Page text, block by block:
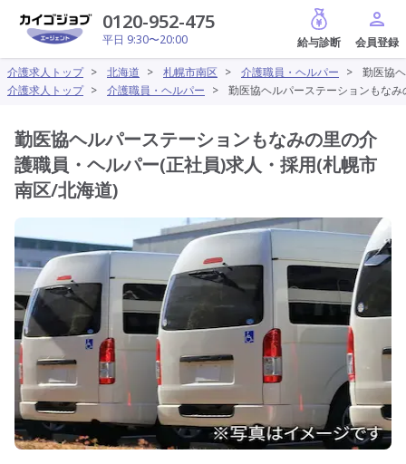
0120-952-475
平日 9:30〜20:00
給与診断
介護求人トップ > 北海道 > 札幌市南区 > 介護職員・ヘルパー >
勤医協
介護求人トップ > 介護職員・ヘルパー > 勤医協ヘルパーステーションもな
勤医協ヘルパーステーションもなみの里の介
護職員・ヘルパー(正社員)求人・採用(札幌市
南区/北海道)